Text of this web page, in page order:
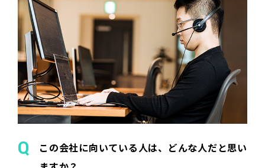
この会社に向いている人は、どんな人だと思い